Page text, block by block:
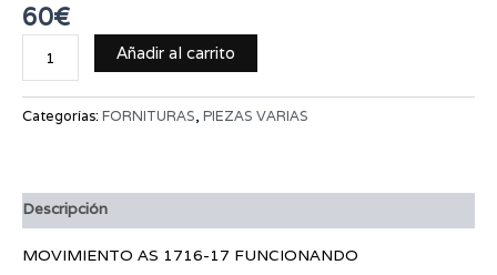
60€
Añadir al carrito
Categorías: FORNITURAS, PIEZAS VARIAS
Descripción
MOVIMIENTO AS 1716-17 FUNCIONANDO